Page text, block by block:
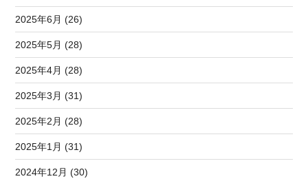
2025年6月 (26)
2025年5月 (28)
2025年4月 (28)
2025年3月 (31)
2025年2月 (28)
2025年1月 (31)
2024年12月 (30)